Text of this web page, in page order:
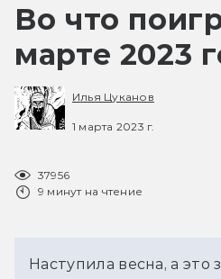
Во что
марте 2023
Илья Цуканов
1 марта 2023 г.
37956
9 минут на чтение
Наступила весна, а это